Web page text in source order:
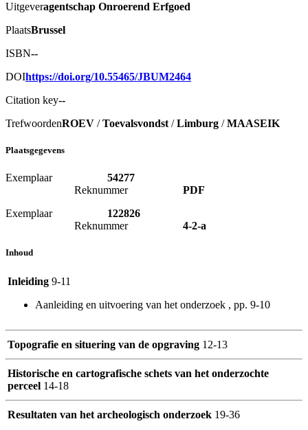
Uitgeveragentschap Onroerend Erfgoed
PlaatsBrussel
ISBN--
DOIhttps://doi.org/10.55465/JBUM2464
Citation key--
TrefwoordenROEV /Toevalsvondst /Limburg /MAASEIK
Plaatsgegevens
Exemplaar
54277
Reknummer
PDF
Exemplaar
122826
Reknummer
4-2-a
Inhoud
Inleiding 9-11
Aanleiding en uitvoering van het onderzoek , pp. 9-10
Topografie en situering van de opgraving 12-13
Historische en cartografische schets van het onderzochte
perceel 14-18
Resultaten van het archeologisch onderzoek 19-36